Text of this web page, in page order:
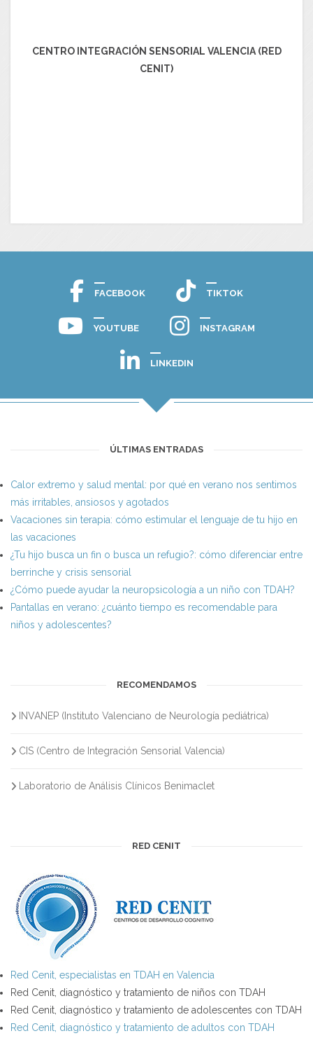
CENTRO INTEGRACIÓN SENSORIAL VALENCIA (RED
CENIT)
FACEBOOK TIKTOK
YOUTUBE INSTAGRAM
LINKEDIN
ÚLTIMAS ENTRADAS
Calor extremo y salud mental: por qué en verano nos sentimos
más irritables, ansiosos y agotados
Vacaciones sin terapia: cómo estimular el lenguaje de tu hijo en
las vacaciones
¿Tu hijo busca un fin o busca un refugio?: cómo diferenciar entre
berrinche y crisis sensorial
¿Cómo puede ayudar la neuropsicología a un niño con TDAH?
Pantallas en verano: ¿cuánto tiempo es recomendable para
niños y adolescentes?
RECOMENDAMOS
INVANEP (Instituto Valenciano de Neurología pediátrica)
CIS (Centro de Integración Sensorial Valencia)
Laboratorio de Análisis Clínicos Benimaclet
RED CENIT
Red Cenit, especialistas en TDAH en Valencia
Red Cenit, diagnóstico y tratamiento de niños con TDAH
Red Cenit, diagnóstico y tratamiento de adolescentes con TDAH
Red Cenit, diagnóstico y tratamiento de adultos con TDAH